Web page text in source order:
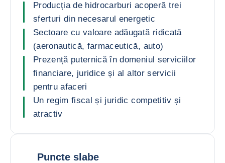
Producția de hidrocarburi acoperă trei
sferturi din necesarul energetic
Sectoare cu valoare adăugată ridicată
(aeronautică, farmaceutică, auto)
Prezență puternică în domeniul serviciilor
financiare, juridice și al altor servicii
pentru afaceri
Un regim fiscal și juridic competitiv și
atractiv
Puncte slabe